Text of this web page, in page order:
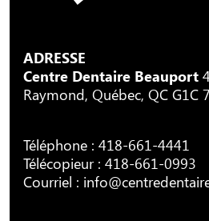
ADRESSE
Centre Dentaire Beauport
Raymond, Québec, QC G1C
Téléphone : 418-661-4441
Télécopieur : 418-661-0993
Courriel :